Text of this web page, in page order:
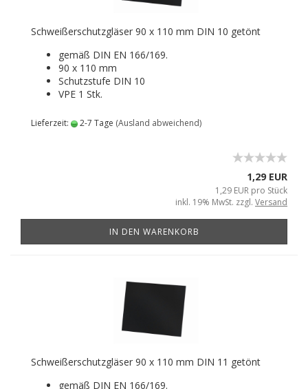
Schweißerschutzgläser 90 x 110 mm DIN 10 getönt
gemäß DIN EN 166/169.
90 x 110 mm
Schutzstufe DIN 10
VPE 1 Stk.
Lieferzeit: 2-7 Tage (Ausland abweichend)
1,29 EUR
1,29 EUR pro Stück
inkl. 19% MwSt. zzgl. Versand
IN DEN WARENKORB
Schweißerschutzgläser 90 x 110 mm DIN 11 getönt
gemäß DIN EN 166/169.